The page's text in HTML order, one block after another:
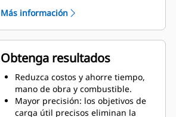
integradas permiten automatizar
ciertas operaciones para aumentar
aún más la eficacia y la
productividad.
Payload se puede actualizar a
Advanced Payload para disfrutar
de capacidades y características
adicionales.
NOTA: La comercialización de las
Más información
Obtenga resultados
Reduzca costos y ahorre tiempo,
mano de obra y combustible.
Mayor precisión: los objetivos de
carga útil precisos eliminan la